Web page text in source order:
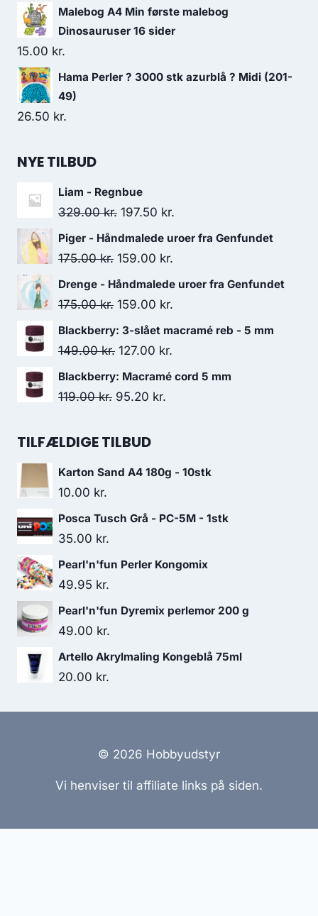
Malebog A4 Min første malebog
Dinosauruser 16 sider
15.00 kr.
Hama Perler ? 3000 stk azurblå ? Midi (201-
49)
26.50 kr.
NYE TILBUD
Liam - Regnbue
329.00kr. 197.50 kr.
Piger - Håndmalede uroer fra Genfundet
175.00kr. 159.00 kr.
Drenge - Håndmalede uroer fra Genfundet
175.00kr. 159.00 kr.
Blackberry: 3-slået macramé reb - 5 mm
149.00kr. 127.00 kr.
Blackberry: Macramé cord 5 mm
119.00kr. 95.20 kr.
TILFÆLDIGE TILBUD
Karton Sand A4 180g - 10stk
10.00 kr.
Posca Tusch Grå - PC-5M - 1stk
35.00 kr.
Pearl'n'fun Perler Kongomix
49.95 kr.
Pearl'n'fun Dyremix perlemor 200 g
49.00 kr.
Artello Akrylmaling Kongeblå 75ml
20.00 kr.
© 2026 Hobbyudstyr
Vi henviser til affiliate links på siden.